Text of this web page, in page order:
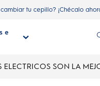
tu cepillo? ¡Chécalo
e
SON LA